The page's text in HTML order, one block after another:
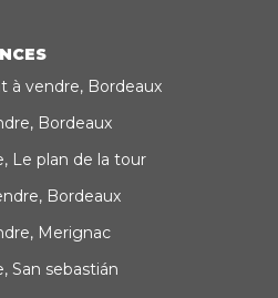
à vendre, Bordeaux
Bordeaux
Le plan de la tour
Bordeaux
Merignac
San sebastián